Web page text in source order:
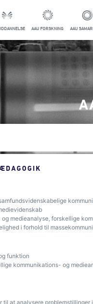
AAU FORSKNING AAU
medieanalyse, forskellige
i forhold til
funktion
kommunikations- og
til at analysere